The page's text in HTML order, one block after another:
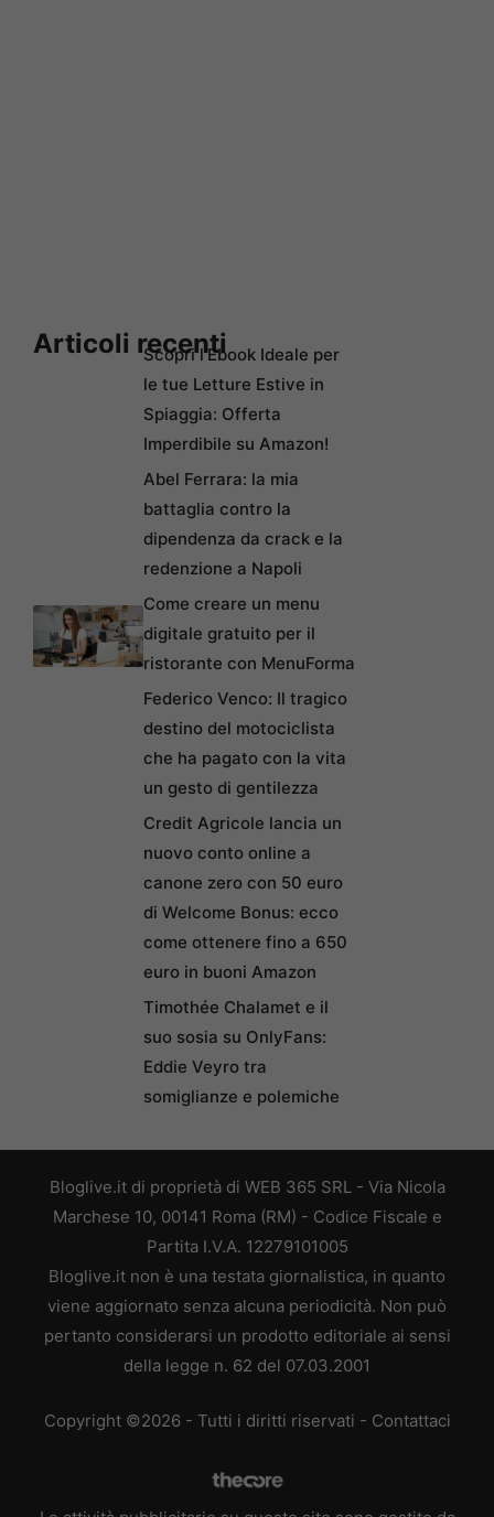
Articoli recentiScopri l’Ebook Ideale per
le tue Letture Estive in
Spiaggia: Offerta
Imperdibile su Amazon!
Abel Ferrara: la mia
battaglia contro la
dipendenza da crack e la
redenzione a Napoli
Come creare un menu
digitale gratuito per il
ristorante con MenuForma
Federico Venco: Il tragico
destino del motociclista
che ha pagato con la vita
un gesto di gentilezza
Credit Agricole lancia un
nuovo conto online a
canone zero con 50 euro
di Welcome Bonus: ecco
come ottenere fino a 650
euro in buoni Amazon
Timothée Chalamet e il
suo sosia su OnlyFans:
Eddie Veyro tra
somiglianze e polemiche
Bloglive.it di proprietà di WEB 365 SRL - Via Nicola
Marchese 10, 00141 Roma (RM) - Codice Fiscale e
Partita I.V.A. 12279101005
Bloglive.it non è una testata giornalistica, in quanto
viene aggiornato senza alcuna periodicità. Non può
pertanto considerarsi un prodotto editoriale ai sensi
della legge n. 62 del 07.03.2001
Copyright ©2026 - Tutti i diritti riservati - Contattaci